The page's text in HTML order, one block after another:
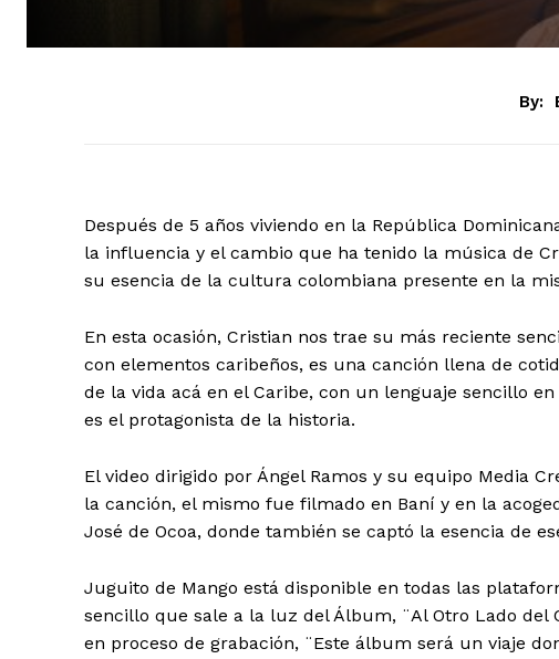
Día de
By:
Después de 5 años viviendo en la República
la influencia y el cambio que ha tenido la música de
su esencia de la cultura colombiana presente en la
En esta ocasión, Cristian nos trae su más reciente
con elementos caribeños, es una canción llena de
de la vida acá en el Caribe, con un lenguaje sencillo
es el protagonista de la historia.
El video dirigido por Ángel Ramos y su equipo Media
la canción, el mismo fue filmado en Baní y en la
José de Ocoa, donde también se captó la esencia de
Juguito de Mango está disponible en todas las
sencillo que sale a la luz del Álbum, ¨Al Otro Lado
en proceso de grabación, ¨Este álbum será un viaje